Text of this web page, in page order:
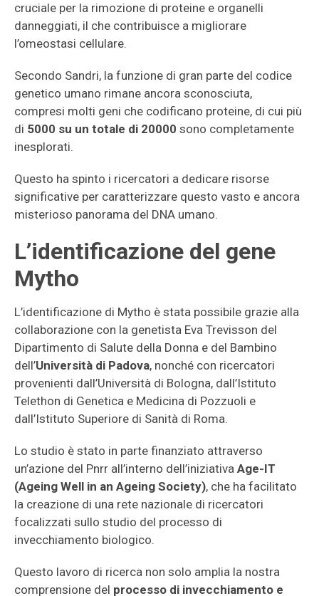
cruciale per la rimozione di proteine e organelli
danneggiati, il che contribuisce a migliorare
l’omeostasi cellulare.
Secondo Sandri, la funzione di gran parte del codice
genetico umano rimane ancora sconosciuta,
compresi molti geni che codificano proteine, di cui più
di 5000 su un totale di 20000 sono completamente
inesplorati.
Questo ha spinto i ricercatori a dedicare risorse
significative per caratterizzare questo vasto e ancora
misterioso panorama del DNA umano.
L’identificazione del gene
Mytho
L’identificazione di Mytho è stata possibile grazie alla
collaborazione con la genetista Eva Trevisson del
Dipartimento di Salute della Donna e del Bambino
dell’Università di Padova, nonché con ricercatori
provenienti dall’Università di Bologna, dall’Istituto
Telethon di Genetica e Medicina di Pozzuoli e
dall’Istituto Superiore di Sanità di Roma.
Lo studio è stato in parte finanziato attraverso
un’azione del Pnrr all’interno dell’iniziativa Age-IT
(Ageing Well in an Ageing Society), che ha facilitato
la creazione di una rete nazionale di ricercatori
focalizzati sullo studio del processo di
invecchiamento biologico.
Questo lavoro di ricerca non solo amplia la nostra
comprensione del processo di invecchiamento e